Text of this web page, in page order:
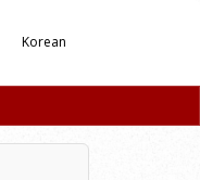
Korean